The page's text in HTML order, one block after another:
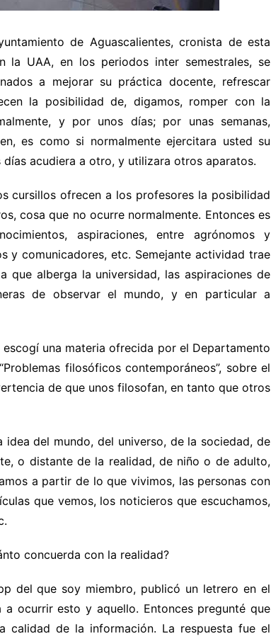
de Aguascalientes, cronista de esta
la UAA, en los periodos inter semestrales, se
a mejorar su práctica docente, refrescar
la posibilidad de, digamos, romper con la
y por unos días; por unas semanas,
es como si normalmente ejercitara usted su
acudiera a otro, y utilizara otros aparatos.
cursillos ofrecen a los profesores la posibilidad
cosa que no ocurre normalmente. Entonces es
aspiraciones, entre agrónomos y
y comunicadores, etc. Semejante actividad trae
alberga la universidad, las aspiraciones de
de observar el mundo, y en particular a
una materia ofrecida por el Departamento
filosóficos contemporáneos”, sobre el
de que unos filosofan, en tanto que otros
del mundo, del universo, de la sociedad, de
o distante de la realidad, de niño o de adulto,
a partir de lo que vivimos, las personas con
que vemos, los noticieros que escuchamos,
concuerda con la realidad?
del que soy miembro, publicó un letrero en el
a ocurrir esto y aquello. Entonces pregunté que
calidad de la información. La respuesta fue el